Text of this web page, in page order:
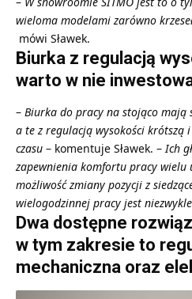
wieloma modelami zarówno
mówi Sławek.
Biurka z regulacją
warto w nie
– Biurka do pracy na stojąco
a te z regulacją wysokości krótszą
czasu – komentuje Sławek. –Ich
zapewnienia komfortu pracy wielu
możliwość zmiany pozycji z
wielogodzinnej pracy jest
Dwa dostępne
w tym zakresie to
mechaniczna oraz